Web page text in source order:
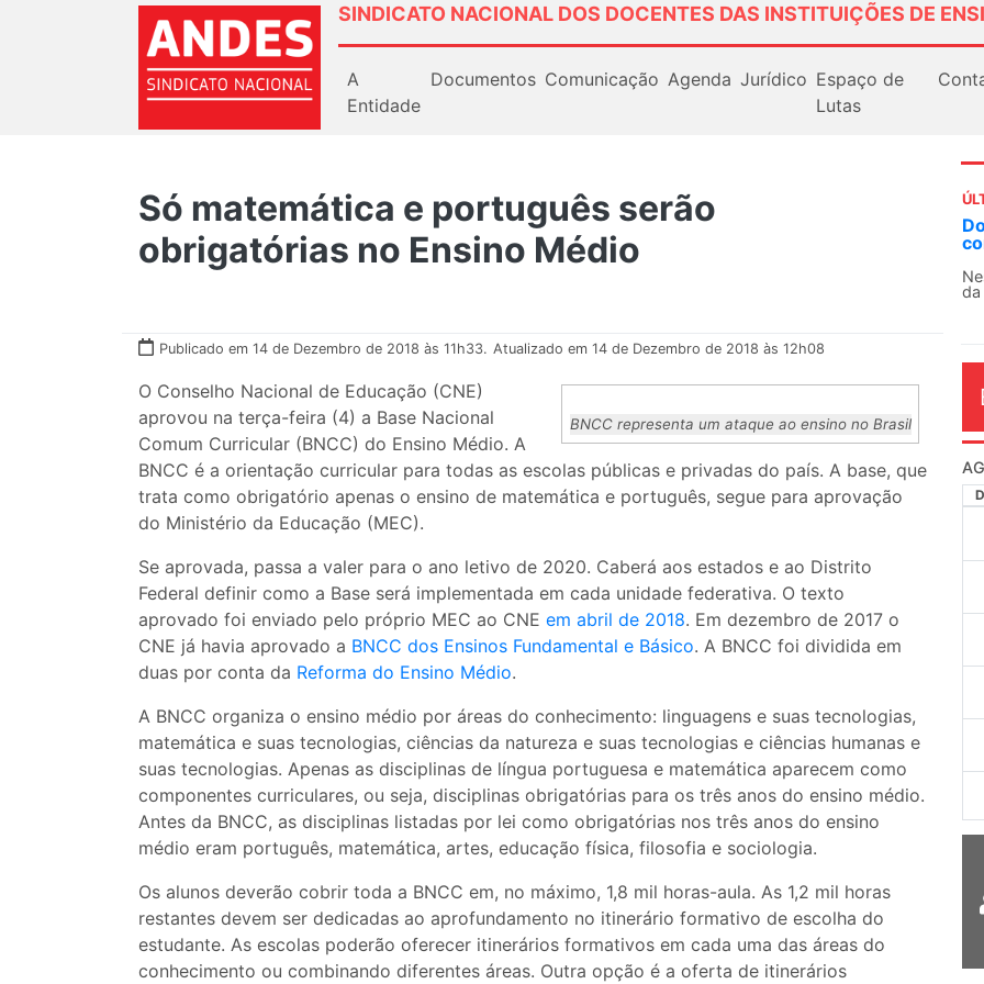
SINDICATO NACIONAL DOS DOCENTES DAS INSTITUIÇÕES DE
A
Entidade
Documentos Comunicação Agenda Jurídico Espaço de
Lutas
Só matemática e português serão
obrigatórias no Ensino Médio
Publicado em 14 de Dezembro de 2018 às 11h33. Atualizado em 14 de Dezembro de 2018 às 12h08
BNCC representa um ataque ao ensino no Brasil
O Conselho Nacional de Educação (CNE)
aprovou na terça-feira (4) a Base Nacional
Comum Curricular (BNCC) do Ensino Médio. A
BNCC é a orientação curricular para todas as escolas públicas e privadas do país. A base, que
trata como obrigatório apenas o ensino de matemática e português, segue para aprovação
do Ministério da Educação (MEC).
Se aprovada, passa a valer para o ano letivo de 2020. Caberá aos estados e ao Distrito
Federal definir como a Base será implementada em cada unidade federativa. O texto
aprovado foi enviado pelo próprio MEC ao CNE em abril de 2018. Em dezembro de 2017 o
CNE já havia aprovado a BNCC dos Ensinos Fundamental e Básico. A BNCC foi dividida em
duas por conta da Reforma do Ensino Médio.
A BNCC organiza o ensino médio por áreas do conhecimento: linguagens e suas tecnologias,
matemática e suas tecnologias, ciências da natureza e suas tecnologias e ciências humanas e
suas tecnologias. Apenas as disciplinas de língua portuguesa e matemática aparecem como
componentes curriculares, ou seja, disciplinas obrigatórias para os três anos do ensino médio.
Antes da BNCC, as disciplinas listadas por lei como obrigatórias nos três anos do ensino
médio eram português, matemática, artes, educação física, filosofia e sociologia.
Os alunos deverão cobrir toda a BNCC em, no máximo, 1,8 mil horas-aula. As 1,2 mil horas
restantes devem ser dedicadas ao aprofundamento no itinerário formativo de escolha do
estudante. As escolas poderão oferecer itinerários formativos em cada uma das áreas do
conhecimento ou combinando diferentes áreas. Outra opção é a oferta de itinerários
Docentes paralisam novamente as atividades
contra as políticas de Milei na Argentina
O